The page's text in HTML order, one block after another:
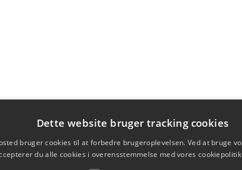
Dette website bruger tracking cookies
bruger cookies til at forbedre brugeroplevelsen. Ved at bruge
du alle cookies i overensstemmelse med vores